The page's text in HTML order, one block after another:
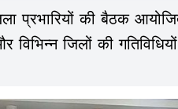
प्रभारियों की बैठक
जिलों की